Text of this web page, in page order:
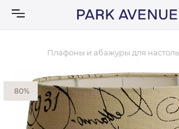
Аксессуары
Ковры
Плафоны и абажуры для
80%